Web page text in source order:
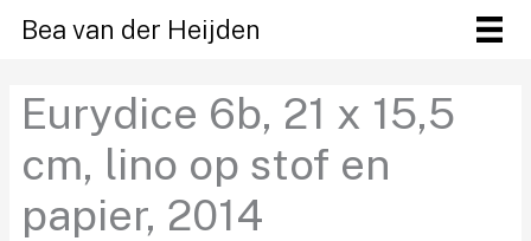
naar
inhoud
Bea van der Heijden
Eurydice 6b, 21 x 15,5
cm, lino op stof en
papier, 2014